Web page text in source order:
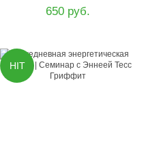
650 руб.
HIT